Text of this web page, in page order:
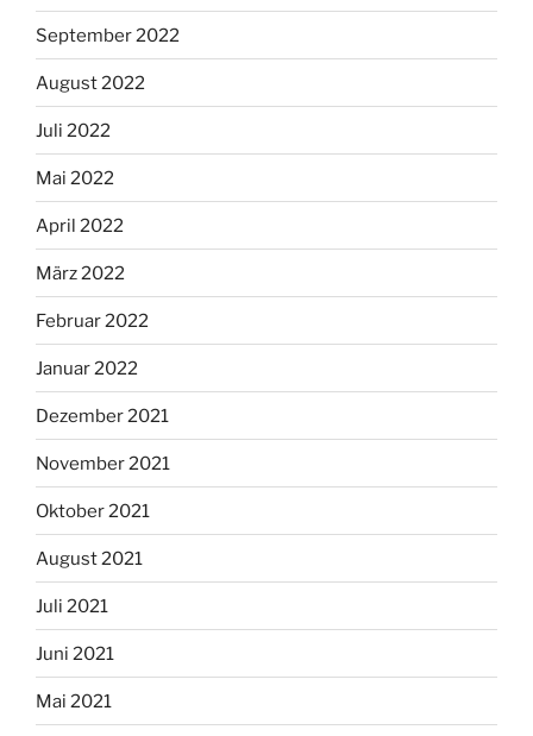
September 2022
August 2022
Juli 2022
Mai 2022
April 2022
März 2022
Februar 2022
Januar 2022
Dezember 2021
November 2021
Oktober 2021
August 2021
Juli 2021
Juni 2021
Mai 2021